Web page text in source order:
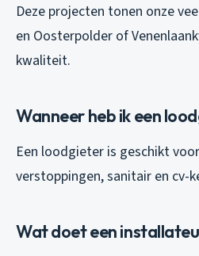
Deze projecten tonen onze
en Oosterpolder of
kwaliteit.
Wanneer heb ik een
Een loodgieter is geschikt
verstoppingen, sanitair en cv-
Wat doet een